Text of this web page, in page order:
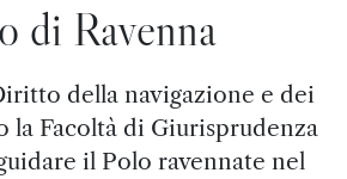
di Ravenna
della navigazione e dei
la Facoltà di Giurisprudenza
il Polo ravennate nel